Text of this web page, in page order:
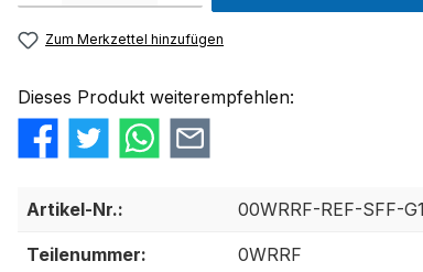
Zum Merkzettel hinzufügen
Dieses Produkt weiterempfehlen:
Artikel-Nr.: 00WRRF-REF-SFF-
Teilenummer: 0WRRF